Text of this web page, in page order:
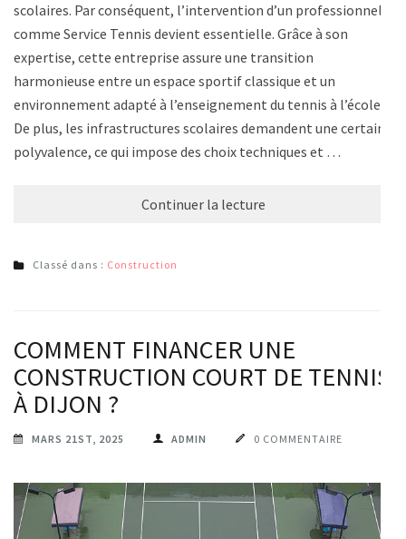
scolaires. Par conséquent, l’intervention d’un professionnel
comme Service Tennis devient essentielle. Grâce à son
expertise, cette entreprise assure une transition
harmonieuse entre un espace sportif classique et un
environnement adapté à l’enseignement du tennis à l’école.
De plus, les infrastructures scolaires demandent une certaine
polyvalence, ce qui impose des choix techniques et …
Continuer la lecture
Classé dans : Construction
COMMENT FINANCER UNE
CONSTRUCTION COURT DE TENNIS
À DIJON ?
MARS 21ST, 2025 ADMIN 0 COMMENTAIRE